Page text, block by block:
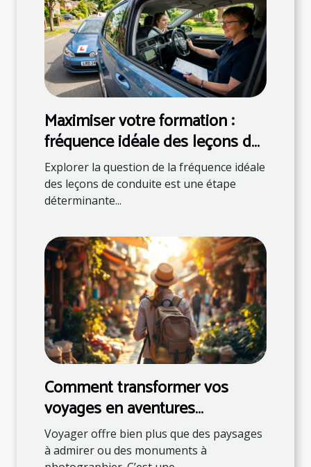
Maximiser votre formation :
fréquence idéale des leçons de
conduite
Explorer la question de la fréquence idéale
des leçons de conduite est une étape
déterminante...
Comment transformer vos
voyages en aventures
éducatives ?
Voyager offre bien plus que des paysages
à admirer ou des monuments à